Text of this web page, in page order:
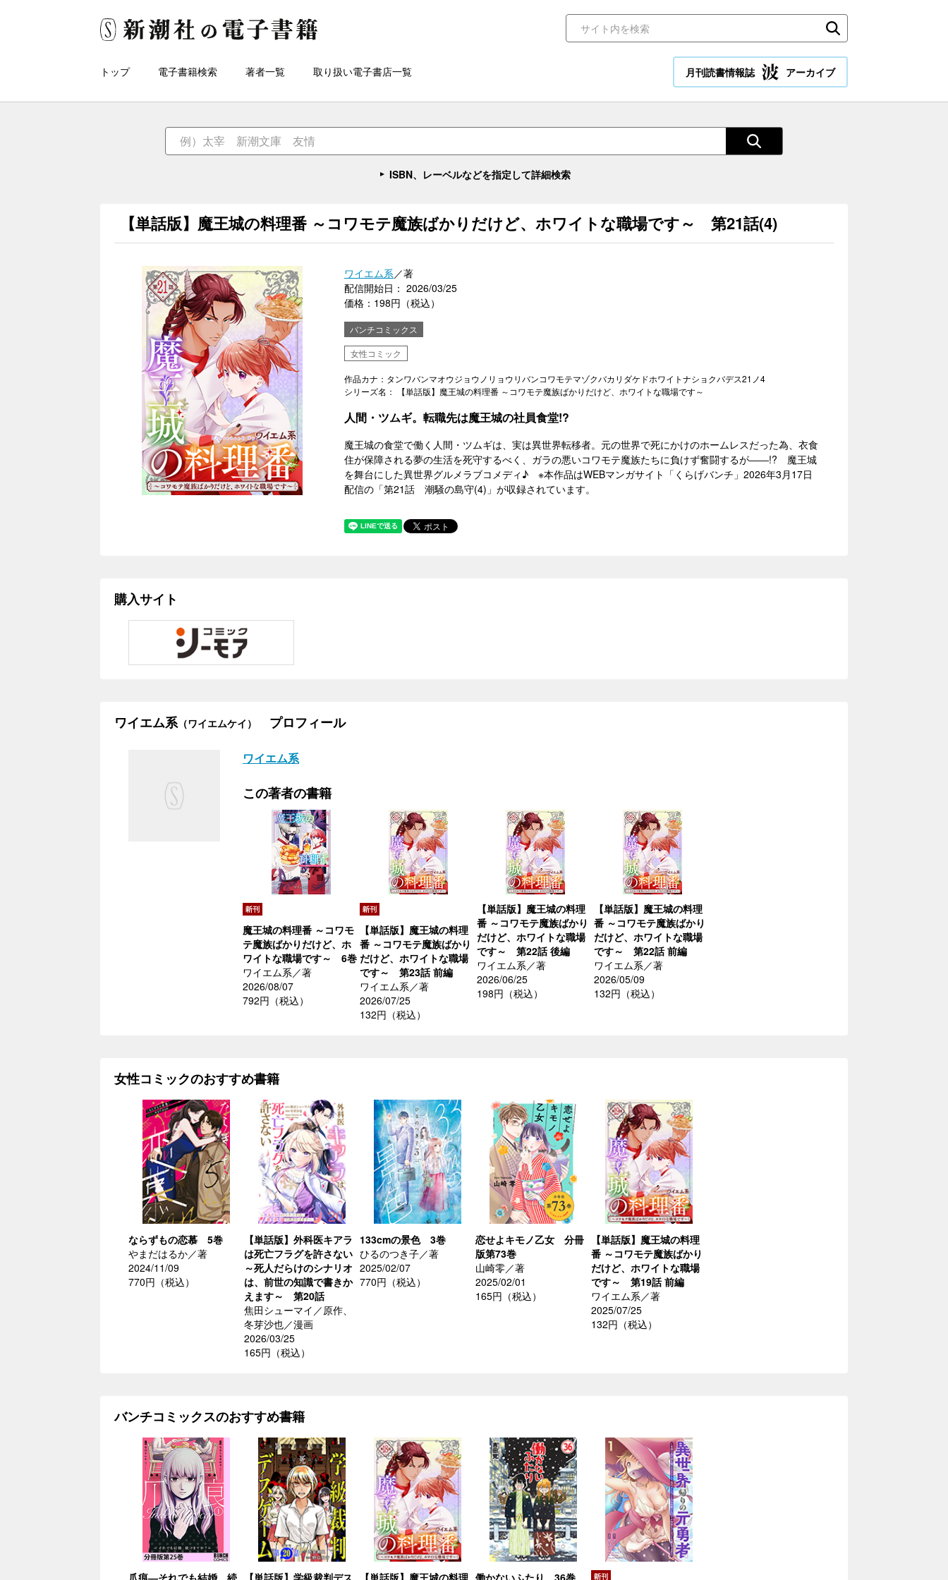
トップ 電子書籍検索 著者一覧 取り扱い電子書店一覧 月刊読書情報誌 アーカイブ
ISBN、レーベルなどを指定して詳細検索
【単話版】魔王城の料理番 ～コワモテ魔族ばかりだけど、ホワイトな職場です～ 第21話(4)
ワイエム系／著
配信開始日： 2026/03/25
価格：198円（税込）
バンチコミックス
女性コミック
作品カナ：タンワバンマオウジョウノリョウリバンコワモテマゾクバカリダケドホワイトナショクバデス21ノ4
シリーズ名： 【単話版】魔王城の料理番 ～コワモテ魔族ばかりだけど、ホワイトな職場です～
人間・ツムギ。転職先は魔王城の社員食堂!?
魔王城の食堂で働く人間・ツムギは、実は異世界転移者。元の世界で死にかけのホームレスだった為、衣食
住が保障される夢の生活を死守するべく、ガラの悪いコワモテ魔族たちに負けず奮闘するが――!? 魔王城
を舞台にした異世界グルメラブコメディ♪ ※本作品はWEBマンガサイト「くらげバンチ」2026年3月17日
配信の「第21話 潮騒の島守(4)」が収録されています。
購入サイト
ワイエム系（ワイエムケイ） プロフィール
ワイエム系
この著者の書籍
魔王城の料理番 ～コワモ
テ魔族ばかりだけど、ホ
ワイトな職場です～ 6巻
ワイエム系／著
2026/08/07
792円（税込）
【単話版】魔王城の料理
番 ～コワモテ魔族ばかり
だけど、ホワイトな職場
です～ 第23話 前編
ワイエム系／著
2026/07/25
132円（税込）
【単話版】魔王城の料理
番 ～コワモテ魔族ばかり
だけど、ホワイトな職場
です～ 第22話 後編
ワイエム系／著
2026/06/25
198円（税込）
【単話版】魔王城の料理
番 ～コワモテ魔族ばかり
だけど、ホワイトな職場
です～ 第22話 前編
ワイエム系／著
2026/05/09
132円（税込）
女性コミックのおすすめ書籍
ならずもの恋慕 5巻
やまだはるか／著
2024/11/09
770円（税込）
【単話版】外科医キアラ
は死亡フラグを許さない
～死人だらけのシナリオ
は、前世の知識で書きか
えます～ 第20話
焦田シューマイ／原作、
冬芽沙也／漫画
2026/03/25
165円（税込）
133cmの景色 3巻
ひるのつき子／著
2025/02/07
770円（税込）
恋せよキモノ乙女 分冊
版第73巻
山崎零／著
2025/02/01
165円（税込）
【単話版】魔王城の料理
番 ～コワモテ魔族ばかり
だけど、ホワイトな職場
です～ 第19話 前編
ワイエム系／著
2025/07/25
132円（税込）
バンチコミックスのおすすめ書籍
爪痕―それでも結婚、続 【単話版】学級裁判デス 【単話版】魔王城の料理 働かないふたり 36巻